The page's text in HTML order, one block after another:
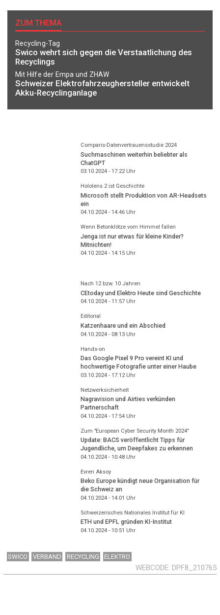
ZUM THEMA
Recycling-Tag
Swico wehrt sich gegen die Verstaatlichung des
Recyclings
Mit Hilfe der Empa und ZHAW
Schweizer Elektrofahrzeughersteller entwickelt
Akku-Recyclinganlage
Comparis-Datenvertrauensstudie 2024
Suchmaschinen weiterhin beliebter als
ChatGPT
03.10.2024 - 17:22Uhr
Hololens 2 ist Geschichte
Microsoft stellt Produktion von AR-Headsets
ein
04.10.2024 - 14:46Uhr
Wenn Betonklötze vom Himmel fallen
Jenga ist nur etwas für kleine Kinder?
Mitnichten!
04.10.2024 - 14:15Uhr
Nach 12 bzw. 10 Jahren
CEtoday und Elektro Heute sind Geschichte
04.10.2024 - 11:57Uhr
Editorial
Katzenhaare und ein Abschied
04.10.2024 - 08:13Uhr
Hands-on
Das Google Pixel 9 Pro vereint KI und
hochwertige Fotografie unter einer Haube
03.10.2024 - 17:12Uhr
Netzwerksicherheit
Nagravision und Airties verkünden
Partnerschaft
04.10.2024 - 17:54Uhr
Zum "European Cyber Security Month 2024"
Update: BACS veröffentlicht Tipps für
Jugendliche, um Deepfakes zu erkennen
04.10.2024 - 10:48Uhr
Evren Aksoy
Beko Europe kündigt neue Organisation für
die Schweiz an
04.10.2024 - 14:01 Uhr
Schweizerisches Nationales Institut für KI
ETH und EPFL gründen KI-Institut
04.10.2024 - 10:51 Uhr
SWICO VERBAND RECYCLING ELEKTRO
WEBCODE DPF8_210765